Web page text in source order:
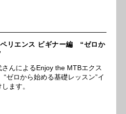
リエンス ビギナー編 “ゼロか
んによるEnjoy the MTBエクス
ゼロから始める基礎レッスン”イ
ます。